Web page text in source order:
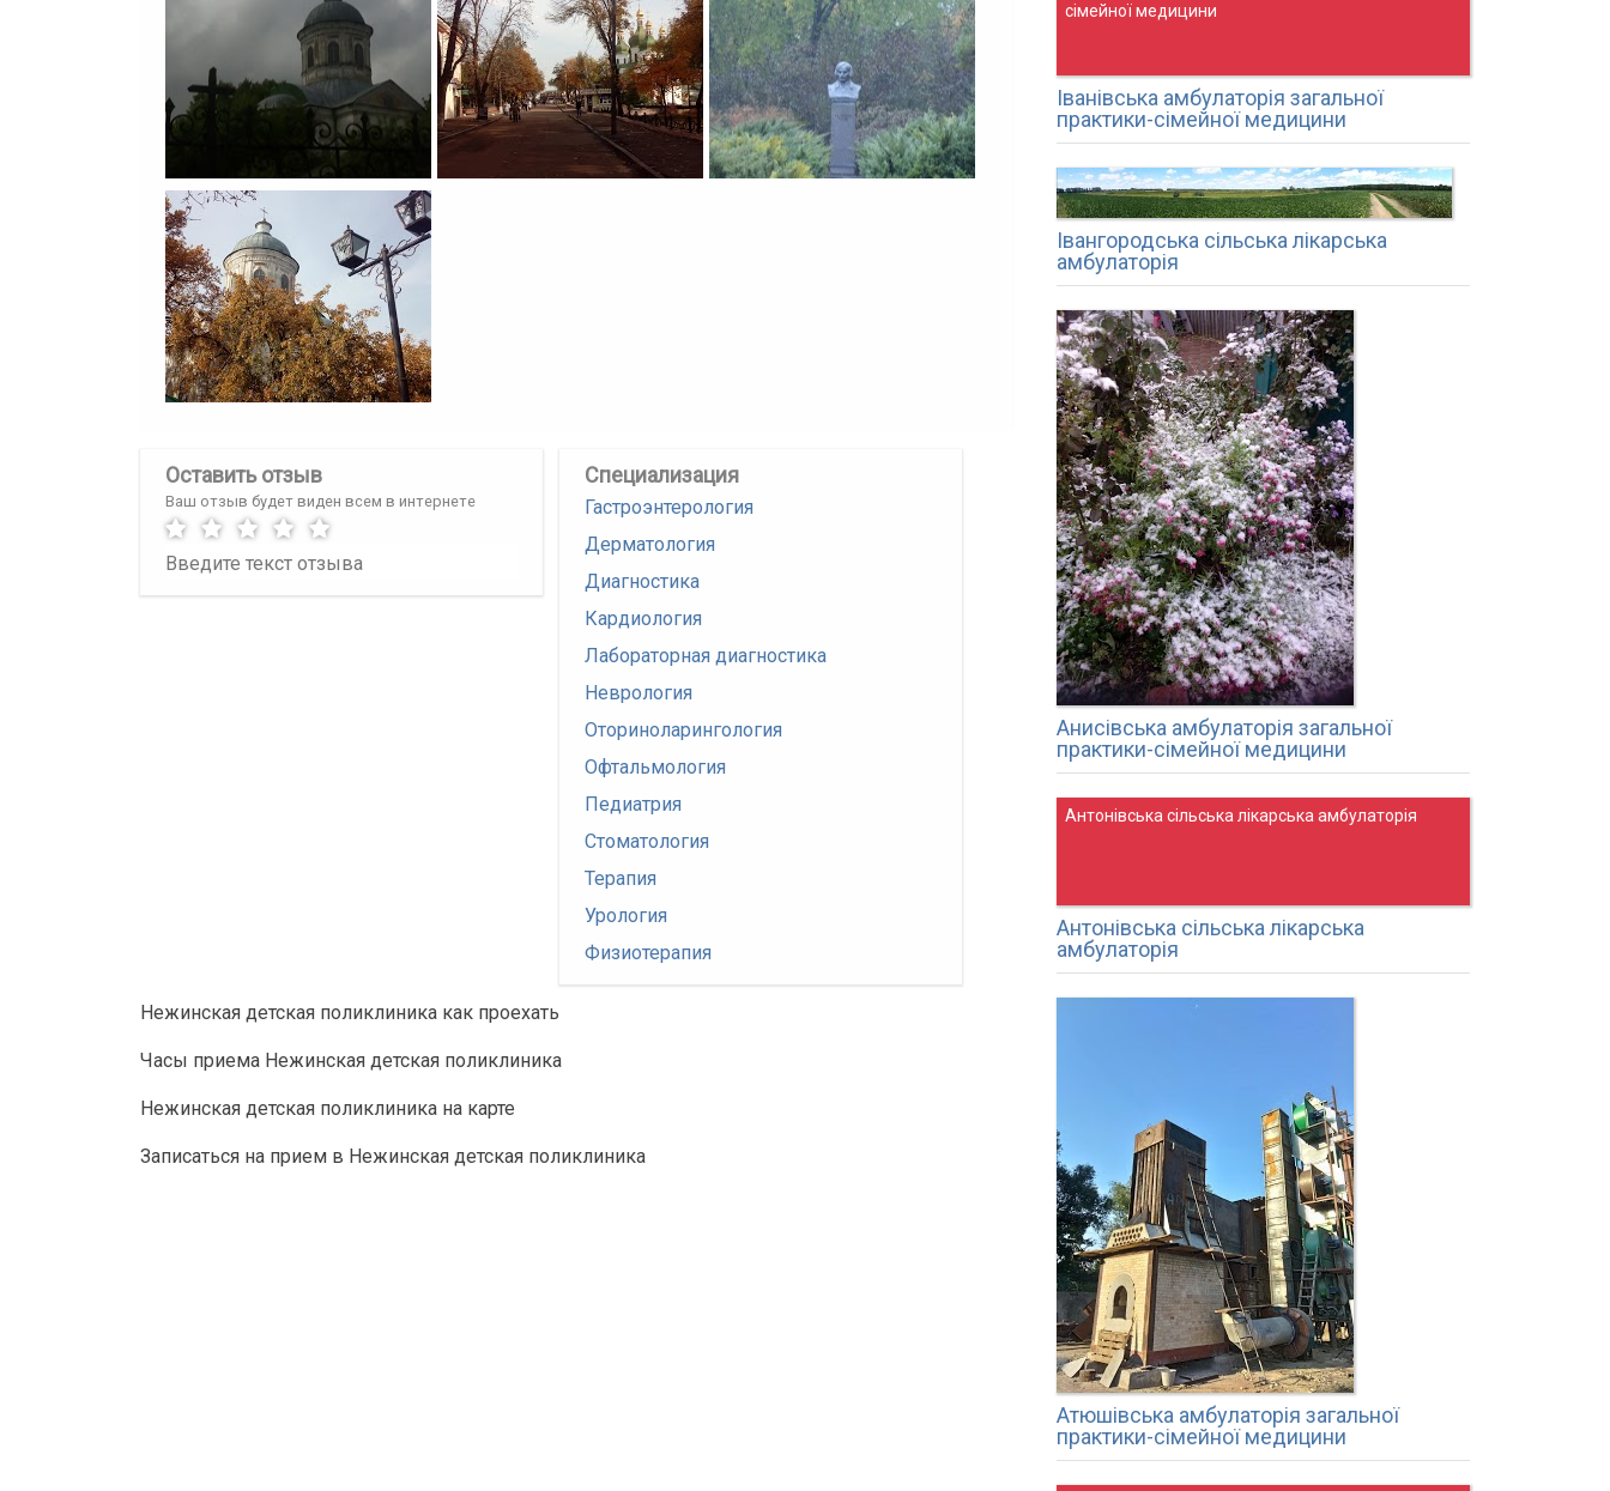
Оставить отзыв
Ваш отзыв будет виден всем в интернете
Специализация
Гастроэнтерология
Дерматология
Диагностика
Кардиология
Лабораторная диагностика
Неврология
Оториноларингология
Офтальмология
Педиатрия
Стоматология
Терапия
Урология
Физиотерапия
Нежинская детская поликлиника как проехать
Часы приема Нежинская детская поликлиника
Нежинская детская поликлиника на карте
Записаться на прием в Нежинская детская поликлиника
сімейної медицини
Іванівська амбулаторія загальної
практики-сімейної медицини
Івангородська сільська лікарська
амбулаторія
Анисівська амбулаторія загальної
практики-сімейної медицини
Антонівська сільська лікарська амбулаторія
Антонівська сільська лікарська
амбулаторія
Атюшівська амбулаторія загальної
практики-сімейної медицини